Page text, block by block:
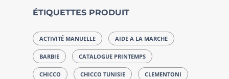
ÉTIQUETTES PRODUIT
ACTIVITÉ MANUELLE AIDE A LA MARCHE
BARBIE CATALOGUE PRINTEMPS
CHICCO CHICCO TUNISIE CLEMENTONI